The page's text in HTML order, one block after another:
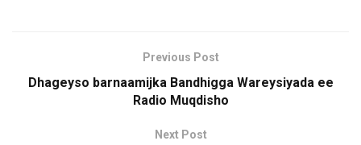
Previous Post
Dhageyso barnaamijka Bandhigga Wareysiyada ee
Radio Muqdisho
Next Post